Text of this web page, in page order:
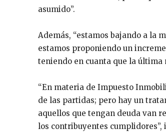
asumido”.
Además, “estamos bajando a la
estamos proponiendo un
teniendo en cuanta que la última
“En materia de Impuesto
de las partidas; pero hay un
aquellos que tengan deuda van
los contribuyentes